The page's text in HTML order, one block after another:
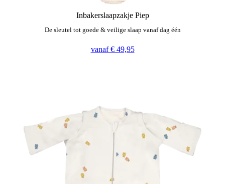
Inbakerslaapzakje Piep
De sleutel tot goede & veilige slaap vanaf dag één
vanaf € 49,95